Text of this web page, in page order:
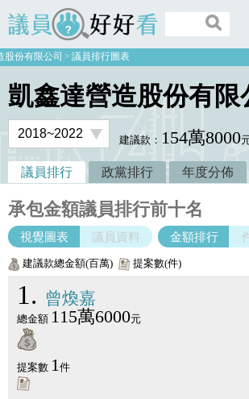
議員好好看
股份有限公司 議員排行圖表
凱鑫達營造股份有限
建議款： 154萬8000
議員排行 政黨排行 年度分佈
承包金額議員排行前十名
視覺圖表 議員資料 金額排行
建議款總金額(百萬) 提案數(件)
1 曾煥嘉
總金額 115萬6000元
提案數 1件